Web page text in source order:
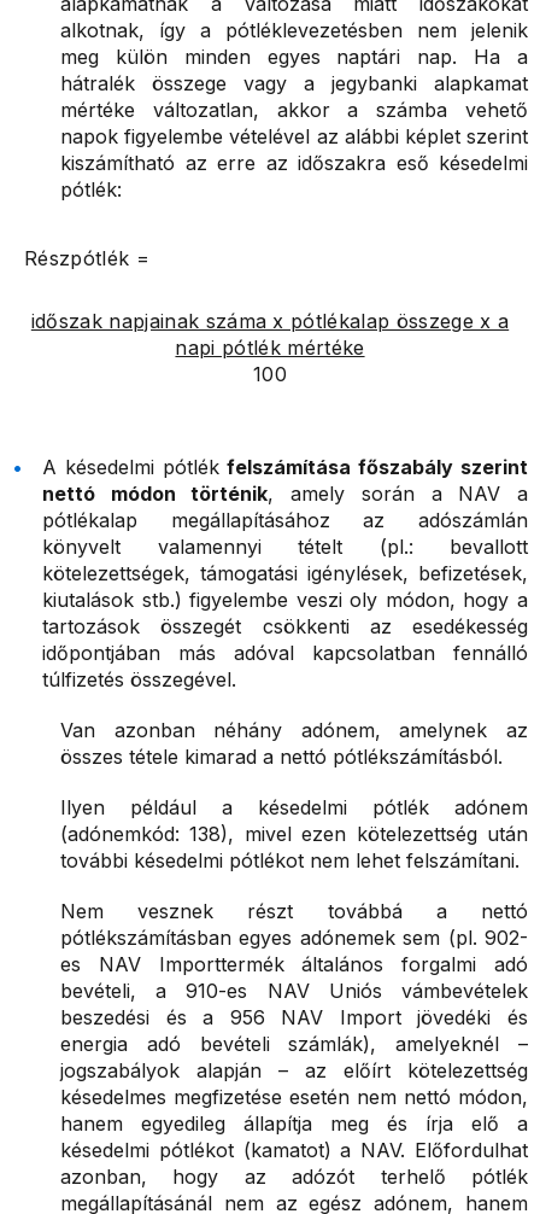
alkotnak, így a pótléklevezetésben nem jelenik
meg külön minden egyes naptári nap. Ha a
hátralék összege vagy a jegybanki alapkamat
mértéke változatlan, akkor a számba vehető
napok figyelembe vételével az alábbi képlet szerint
kiszámítható az erre az időszakra eső késedelmi
pótlék:
Részpótlék =
időszak napjainak száma x pótlékalap összege x a
napi pótlék mértéke
100
A késedelmi pótlékfelszámítása főszabály szerint
nettó módon történik, amely során a NAV a
pótlékalap megállapításához az adószámlán
könyvelt valamennyi tételt (pl.: bevallott
kötelezettségek, támogatási igénylések, befizetések,
kiutalások stb.) figyelembe veszi oly módon, hogy a
tartozások összegét csökkenti az esedékesség
időpontjában más adóval kapcsolatban fennálló
túlfizetés összegével.
Van azonban néhány adónem, amelynek az
összes tétele kimarad a nettó pótlékszámításból.
Ilyen például a késedelmi pótlék adónem
(adónemkód: 138), mivel ezen kötelezettség után
további késedelmi pótlékot nem lehet felszámítani.
Nem vesznek részt továbbá a nettó
pótlékszámításban egyes adónemek sem (pl. 902-
es NAV Importtermék általános forgalmi adó
bevételi, a 910-es NAV Uniós vámbevételek
beszedési és a 956 NAV Import jövedéki és
energia adó bevételi számlák), amelyeknél –
jogszabályok alapján – az előírt kötelezettség
késedelmes megfizetése esetén nem nettó módon,
hanem egyedileg állapítja meg és írja elő a
késedelmi pótlékot (kamatot) a NAV. Előfordulhat
azonban, hogy az adózót terhelő pótlék
megállapításánál nem az egész adónem, hanem